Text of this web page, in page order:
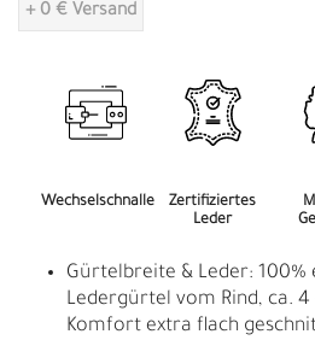
+ 0 € Versand
Wechselschnalle
Zertifiziertes
Leder
Gürtelbreite & Leder: 100%
Ledergürtel vom Rind, ca.
Komfort extra flach